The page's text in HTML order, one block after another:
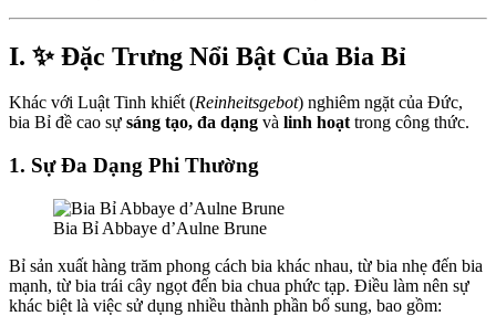
I. ✨ Đặc Trưng Nổi Bật Của Bia Bỉ
Khác với Luật Tinh khiết (Reinheitsgebot) nghiêm ngặt của Đức,
bia Bỉ đề cao sự sáng tạo, đa dạng và linh hoạttrong công thức.
1. Sự Đa Dạng Phi Thường
Bia Bỉ Abbaye d’Aulne Brune
Bỉ sản xuất hàng trăm phong cách bia khác nhau, từ bia nhẹ đến bia
mạnh, từ bia trái cây ngọt đến bia chua phức tạp. Điều làm nên sự
khác biệt là việc sử dụng nhiều thành phần bổ sung, bao gồm: